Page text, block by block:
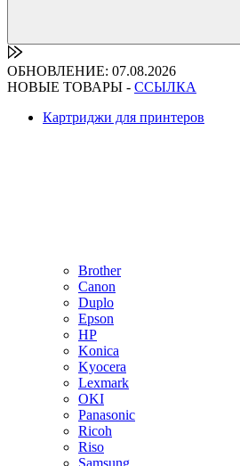
ОБНОВЛЕНИЕ: 07.08.2026
НОВЫЕ ТОВАРЫ - ССЫЛКА
Картриджи для принтеров
Brother
Canon
Duplo
Epson
HP
Konica
Kyocera
Lexmark
OKI
Panasonic
Ricoh
Riso
Samsung